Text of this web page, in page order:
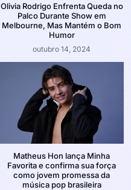
Olivia Rodrigo Enfrenta Queda no
Palco Durante Show em
Melbourne, Mas Mantém o Bom
Humor
outubro 14, 2024
Matheus Hon lança Minha
Favorita e confirma sua força
como jovem promessa da
música pop brasileira